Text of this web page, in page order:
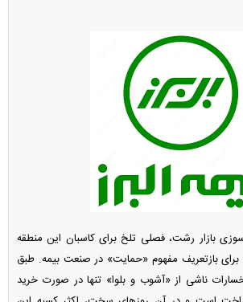
بازار رشت، فصلی تلخ برای کاسبان این منطقه
بازتعریف مفهوم «حمایت» در صنعت بیمه. طبق
ناشی از «آشوب و بلوا» تنها در صورت خرید